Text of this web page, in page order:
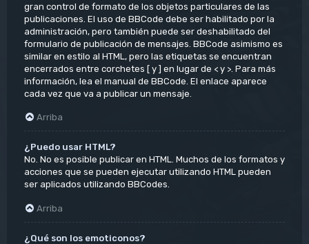
gran control de formato de los objetos particulares de las
publicaciones. El uso de BBCode debe ser habilitado por la
administración, pero también puede ser deshabilitado del
formulario de publicación de mensajes. BBCode asimismo es
similar en estilo al HTML, pero las etiquetas se encuentran
encerrados entre corchetes [ y ] en lugar de < y >. Para más
información, lea el manual de BBCode. El enlace aparece
cada vez que va a publicar un mensaje.
Arriba
¿Puedo usar HTML?
No. No es posible publicar en HTML. Muchos de los formatos y
acciones que se pueden ejecutar utilizando HTML pueden
ser aplicados utilizando BBCodes.
Arriba
¿Qué son los emoticonos?